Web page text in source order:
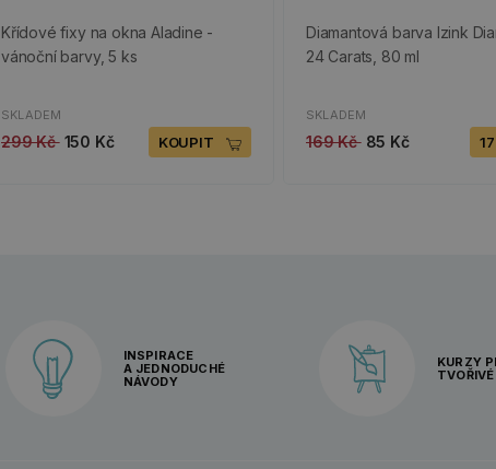
Křídové fixy na okna Aladine -
vánoční barvy, 5 ks
SKLADEM
299 Kč 150 Kč KOUPIT
Diamantová barva Izink
24 Carats, 80 ml
SKLADEM
169 Kč 85 Kč
INSPIRACE
A JEDNODUCHÉ
NÁVODY
KURZY
TVOŘIVÉ